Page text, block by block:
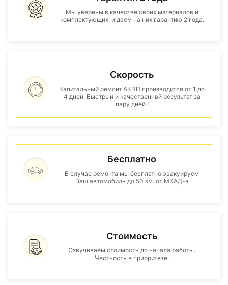
Мы уверены в качестве своих материалов и
комплектующих, и даем на них гарантию 2 года.
Скорость
Капитальный ремонт АКПП производится от 1 до
4 дней. Быстрый и качественнвй результат за
пару дней !
Бесплатно
В случае ремонта мы бесплатно эвакуируем
Ваш автомобиль до 50 км. от МКАД-а
Стоимость
Озвучиваем стоимость до начала работы.
Честность в приоритете.